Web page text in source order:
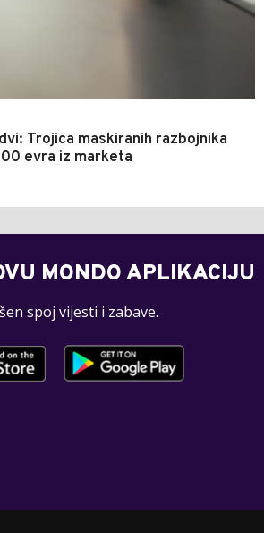
Trojica maskiranih razbojnika
evra iz marketa
MONDO APLIKACIJU
spoj vijesti i zabave.